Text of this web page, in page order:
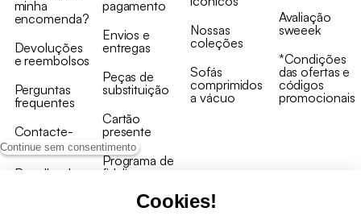
Continue sem consentimento
Cookies!
minha
encomenda?
Devoluções
e reembolsos
Perguntas
frequentes
Contacte-
nos
Recolha de
pagamento
Envios e
entregas
Peças de
substituição
Cartão
presente
Programa de
fidelizaçao
Nossas
coleções
Sofás
comprimidos
a vácuo
Avaliação
sweeek
*Condições
das ofertas e
códigos
promocionais